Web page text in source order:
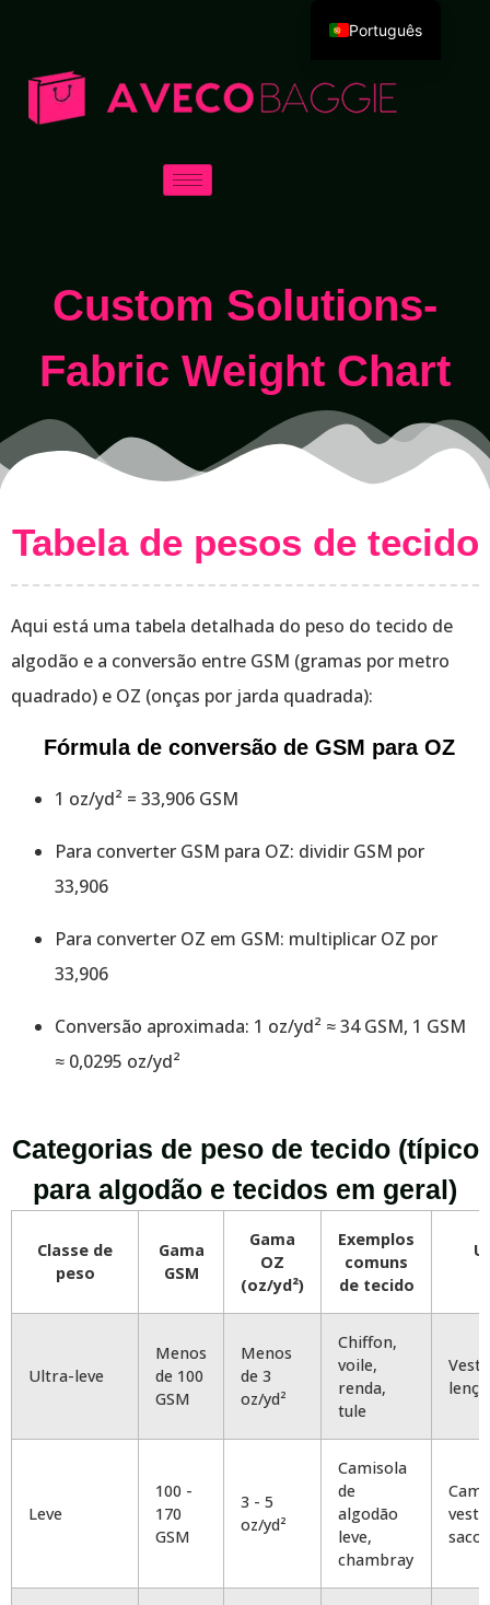
Custom Solutions-
Fabric Weight Chart
Tabela de pesos de tecido
Aqui está uma tabela detalhada do peso do tecido de
algodão e a conversão entre GSM (gramas por metro
quadrado) e OZ (onças por jarda quadrada):
Fórmula de conversão de GSM para OZ
1 oz/yd² = 33,906 GSM
Para converter GSM para OZ: dividir GSM por
33,906
Para converter OZ em GSM: multiplicar OZ por
33,906
Conversão aproximada: 1 oz/yd² ≈ 34 GSM, 1 GSM
≈ 0,0295 oz/yd²
Categorias de peso de tecido (típico
para algodão e tecidos em geral)
Classe de
peso
Gama
GSM
Gama
OZ
(oz/yd²)
Exemplos
comuns
de tecido
Ultra-leve
Menos
de 100
GSM
Menos
de 3
oz/yd²
Chiffon,
voile,
renda,
tule
Leve
100 -
170
GSM
3 - 5
oz/yd²
Camisola
de
algodão
leve,
chambray
saco
Português
Deutsch
日本語
한국어
Dansk